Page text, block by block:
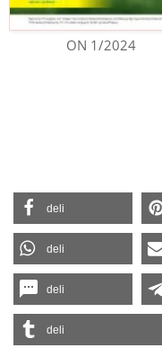
ON 1/2024
deli
deli
deli
deli